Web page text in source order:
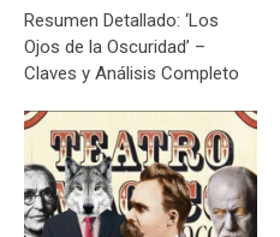
Resumen Detallado: ‘Los
Ojos de la Oscuridad’ –
Claves y Análisis Completo